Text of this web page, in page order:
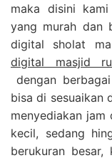
maka disini
yang murah dan
digital sholat
digital masjid
dengan
bisa di sesuaikan
menyediakan
kecil, sedang
berukuran